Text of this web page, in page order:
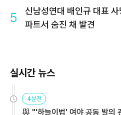
5
신남성연대 배인규 대표
파트서 숨진 채 발견
실시간 뉴스
4분전
與 "'하늘이법' 여야 공동 발의